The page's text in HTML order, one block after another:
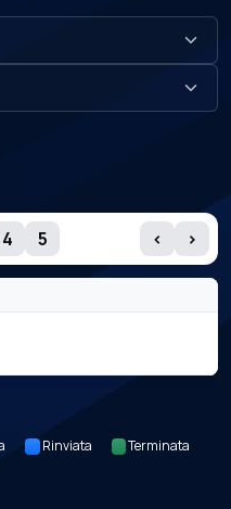
4 5 ‹ ›
Rinviata Terminata